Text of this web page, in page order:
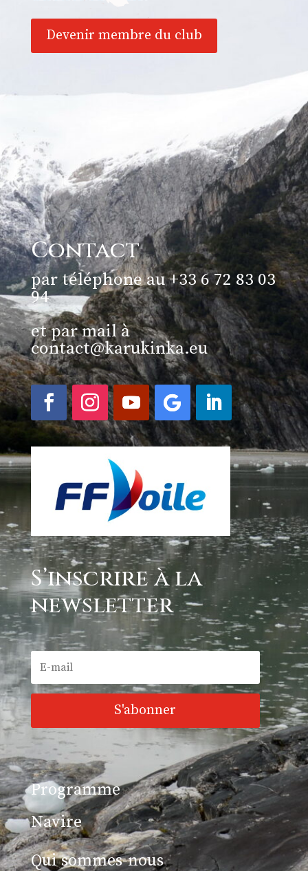
Devenir membre du club
Contact
par téléphone au +33 6 72 83 03
94
et par mail à
contact@karukinka.eu
S’inscrire à la
newsletter
S'abonner
Programme
Navire
Qui sommes-nous